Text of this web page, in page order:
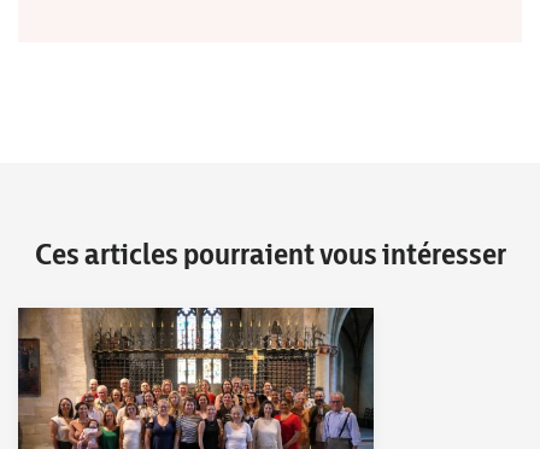
Ces articles pourraient vous intéresser